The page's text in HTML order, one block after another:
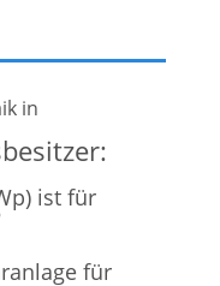
in
ist für
für